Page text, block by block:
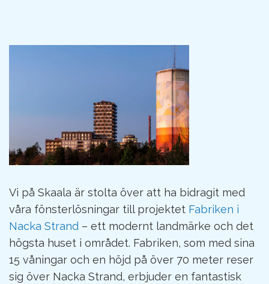
Vi på Skaala är stolta över att ha bidragit med
våra fönsterlösningar till projektet Fabriken i
Nacka Strand – ett modernt landmärke och det
högsta huset i området. Fabriken, som med sina
15 våningar och en höjd på över 70 meter reser
sig över Nacka Strand, erbjuder en fantastisk